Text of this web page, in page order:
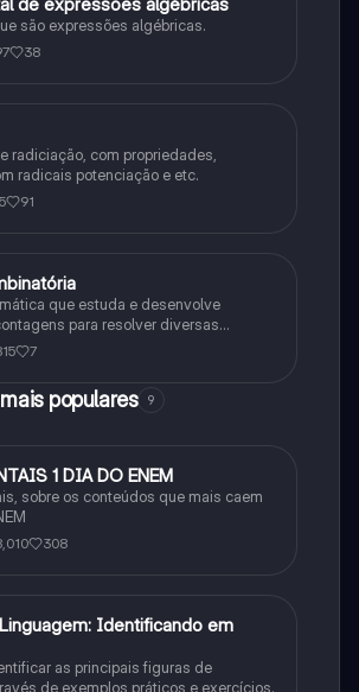
são expressões algébricas.
38
radiciação, com propriedades,
radicais potenciação e etc.
91
que estuda e desenvolve
para resolver diversas
cotidiano.
7
populares 9
1 DIA DO ENEM
sobre os conteúdos que mais caem
308
Identificando em
as principais figuras de
de exemplos práticos e exercícios.